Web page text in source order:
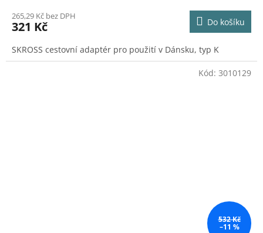
265,29 Kč bez DPH
321 Kč Do košíku
SKROSS cestovní adaptér pro použití v Dánsku, typ K
532 Kč
–11 %
Kód: 3010129